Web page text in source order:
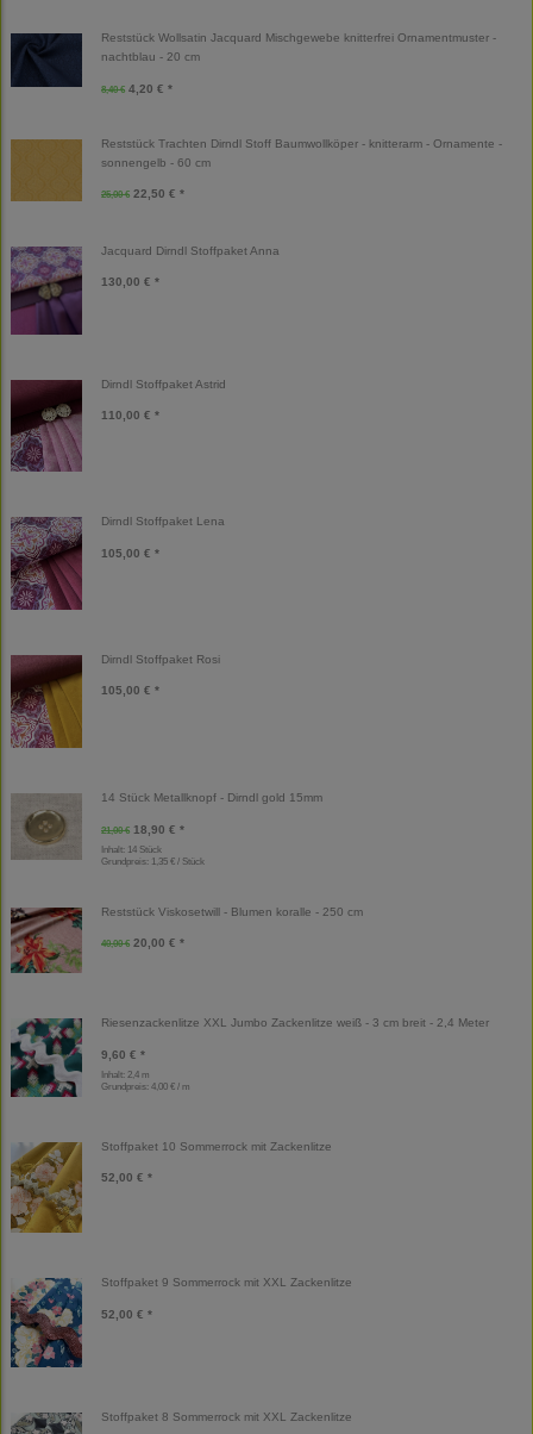
Reststück Wollsatin Jacquard Mischgewebe knitterfrei Ornamentmuster -
nachtblau - 20 cm
8,40 € 4,20 € *
Reststück Trachten Dirndl Stoff Baumwollköper - knitterarm - Ornamente -
sonnengelb - 60 cm
25,00 € 22,50 € *
Jacquard Dirndl Stoffpaket Anna
130,00 € *
Dirndl Stoffpaket Astrid
110,00 € *
Dirndl Stoffpaket Lena
105,00 € *
Dirndl Stoffpaket Rosi
105,00 € *
14 Stück Metallknopf - Dirndl gold 15mm
21,00 € 18,90 € *
Inhalt: 14 Stück
Grundpreis: 1,35 € / Stück
Reststück Viskosetwill - Blumen koralle - 250 cm
40,00 € 20,00 € *
Riesenzackenlitze XXL Jumbo Zackenlitze weiß - 3 cm breit - 2,4 Meter
9,60 € *
Inhalt: 2,4 m
Grundpreis: 4,00 € / m
Stoffpaket 10 Sommerrock mit Zackenlitze
52,00 € *
Stoffpaket 9 Sommerrock mit XXL Zackenlitze
52,00 € *
Stoffpaket 8 Sommerrock mit XXL Zackenlitze